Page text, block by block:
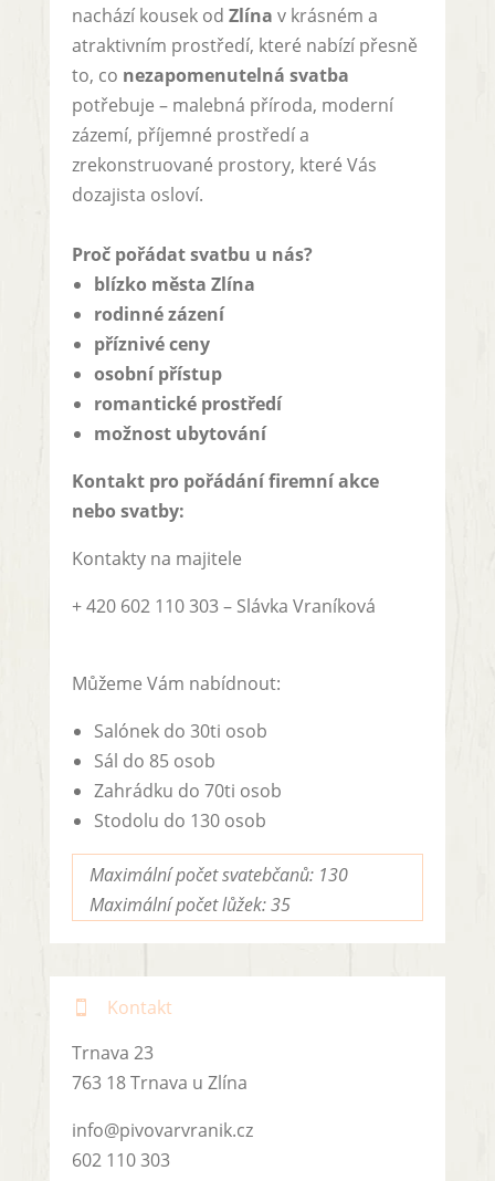
nachází kousek od Zlína v krásném a
atraktivním prostředí, které nabízí přesně
to, co nezapomenutelná svatba
potřebuje – malebná příroda, moderní
zázemí, příjemné prostředí a
zrekonstruované prostory, které Vás
dozajista osloví.
Proč pořádat svatbu u nás?
blízko města Zlína
rodinné zázení
příznivé ceny
osobní přístup
romantické prostředí
možnost ubytování
Kontakt pro pořádání firemní akce
nebo svatby:
Kontakty na majitele
+ 420 602 110 303 – Slávka Vraníková
Můžeme Vám nabídnout:
Salónek do 30ti osob
Sál do 85 osob
Zahrádku do 70ti osob
Stodolu do 130 osob
Maximální počet svatebčanů: 130
Maximální počet lůžek: 35

Kontakt
Trnava 23
763 18 Trnava u Zlína
info@pivovarvranik.cz
602 110 303